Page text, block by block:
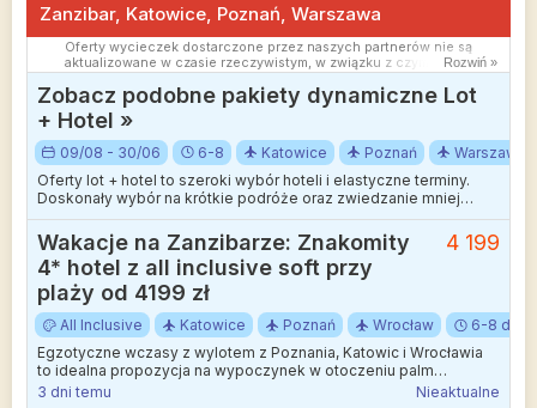
Zanzibar, Katowice, Poznań, Warszawa
Oferty wycieczek dostarczone przez naszych partnerów nie są
aktualizowane w czasie rzeczywistym, w związku z czym ceny i
dostępność ofert mogą się nieznacznie różnić od aktualnych.
Dokładamy wszelkich starań aby rozbieżności były jak najmniejsze.
Rozwiń »
Zobacz podobne pakiety dynamiczne Lot
+ Hotel »
09/08 - 30/06 6-8 Katowice Poznań
Warszawa
Oferty lot + hotel to szeroki wybór hoteli i elastyczne terminy.
Doskonały wybór na krótkie podróże oraz zwiedzanie mniej
wakacyjnych kierunków.
Wakacje na Zanzibarze: Znakomity
4* hotel z all inclusive soft przy
plaży od 4199 zł
4 199
All Inclusive Katowice Poznań Wrocław
6-8 dni
Egzotyczne wczasy z wylotem z Poznania, Katowic i Wrocławia
to idealna propozycja na wypoczynek w otoczeniu palm
kokosowych i błękitnego oceanu.
3 dni temu Nieaktualne